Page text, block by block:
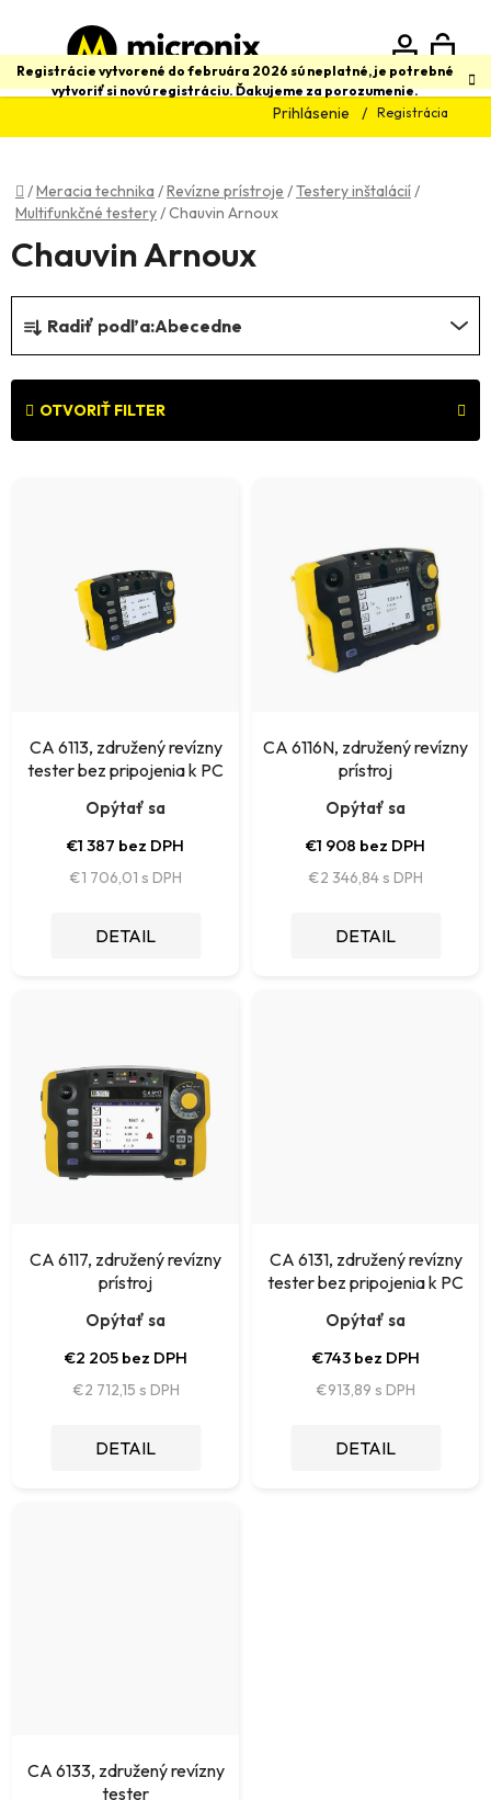
obsah
Registrácie vytvorené do februára 2026 sú neplatné, je potrebné
vytvoriť si novú registráciu. Ďakujeme za porozumenie.
Prihlásenie Registrácia
Hľadať
Domov
/Meracia technika /Revízne prístroje /Testery inštalácií/
Multifunkčné testery/Chauvin Arnoux
Chauvin Arnoux
R
a
d
e
k
t
Radiť podľa:Abecedne
OTVORIŤ FILTER
o
d
CA 6113, združený revízny
tester bez pripojenia k PC
Opýtať sa
€1 387 bez DPH
€1 706,01
DETAIL
CA 6116N, združený revízny
prístroj
Opýtať sa
€1 908 bez DPH
€2 346,84
DETAIL
CA 6117, združený revízny
prístroj
Opýtať sa
€2 205 bez DPH
€2 712,15
DETAIL
CA 6131, združený revízny
tester bez pripojenia k PC
Opýtať sa
€743 bez DPH
€913,89
DETAIL
CA 6133, združený revízny
tester